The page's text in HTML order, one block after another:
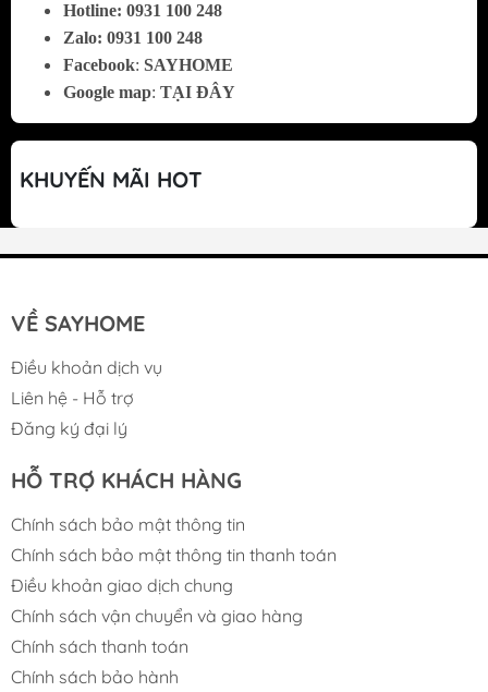
Góc Bo R50 – Tinh Tế Và An Toàn
Thiết kế bo tròn giảm va chạm khi sử dụng
Mang lại cảm giác mềm mại, tinh tế cho tổng
thể chậu
Hành Hiệu Quả
Ngăn mùi hiệu quả, giữ khu vực bếp luôn
thông thoáng
Hotline: 0931 100 248
Zalo: 0931 100 248
Facebook: SAYHOME
Google map: TẠI ĐÂY
KHUYẾN MÃI HOT
VỀ SAYHOME
Điều khoản dịch vụ
Liên hệ - Hỗ trợ
Đăng ký đại lý
HỖ TRỢ KHÁCH HÀNG
Chính sách bảo mật thông tin
Chính sách bảo mật thông tin thanh toán
Điều khoản giao dịch chung
Chính sách vận chuyển và giao hàng
Chính sách thanh toán
Chính sách bảo hành